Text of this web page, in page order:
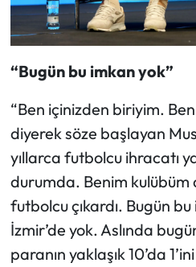
“Bugün bu imkan yok”
“Ben içinizden biriyim. Ben
diyerek söze başlayan
yıllarca futbolcu ihracatı
durumda. Benim kulübüm
futbolcu çıkardı. Bugün
İzmir’de yok. Aslında
paranın yaklaşık 10’da